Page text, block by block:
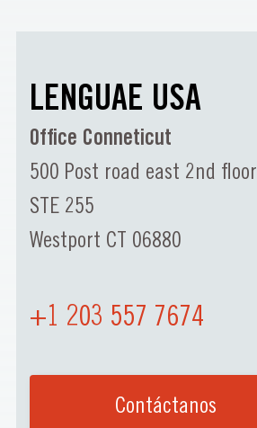
LENGUAE USA
Office Conneticut
500 Post road east 2nd floor
STE 255
Westport CT 06880
+1 203 557 7674
Contáctanos